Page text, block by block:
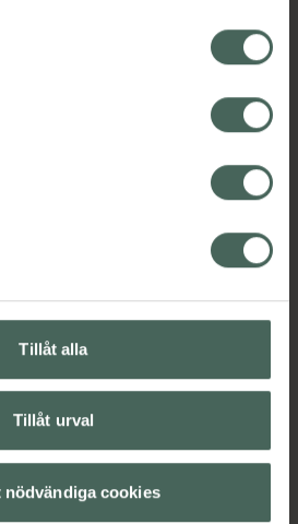
via webbplatsens
återkallat samtycke påverkar inte
som skett innan återkallelsen.
Tillåt alla
Tillåt urval
nödvändiga cookies
för dig. Du hittar oss från Skåne i
online i mobilen och på
bättre. Välkommen att prata